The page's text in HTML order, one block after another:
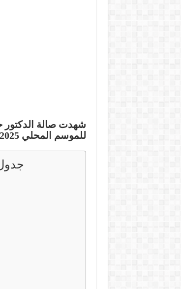
شهدت صالة
للموسم المحلي 2025 – 2026، حيث جاءت النتائج والمواعيد المقبلة كالتالي: